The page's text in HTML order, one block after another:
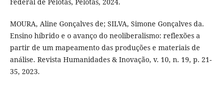
Federal de Pelotas, Pelotas, 2024.
MOURA, Aline Gonçalves de; SILVA, Simone Gonçalves da.
Ensino híbrido e o avanço do neoliberalismo: reflexões a
partir de um mapeamento das produções e materiais de
análise. Revista Humanidades & Inovação, v. 10, n. 19, p. 21-
35, 2023.